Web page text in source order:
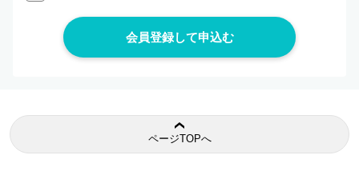
ページTOPへ